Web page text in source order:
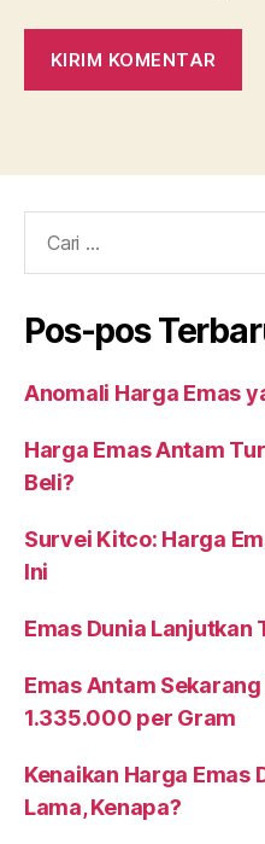
Pos-pos
Anomali Harga Emas
Harga Emas Antam
Beli?
Survei Kitco: Harga
Ini
Emas Dunia Lanjutkan
Emas Antam
1.335.000 per Gram
Kenaikan Harga Emas
Lama, Kenapa?